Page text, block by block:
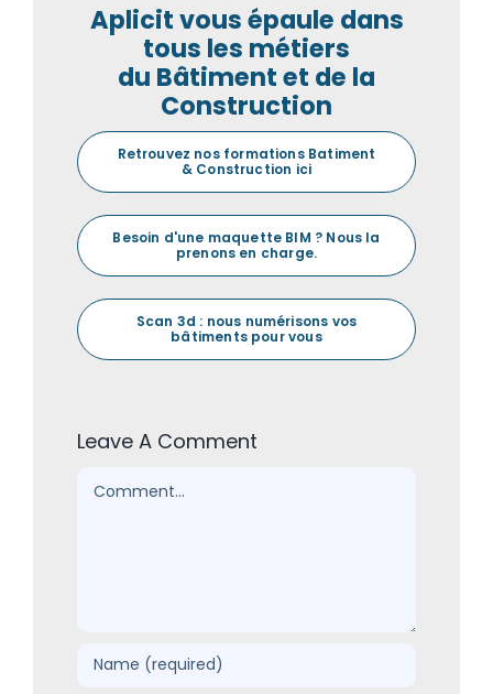
Aplicit vous épaule dans
tous les métiers
du Bâtiment et de la
Construction
Retrouvez nos formations Batiment
& Construction ici
Besoin d'une maquette BIM ? Nous la
prenons en charge.
Scan 3d : nous numérisons vos
bâtiments pour vous
Leave A Comment
Comment